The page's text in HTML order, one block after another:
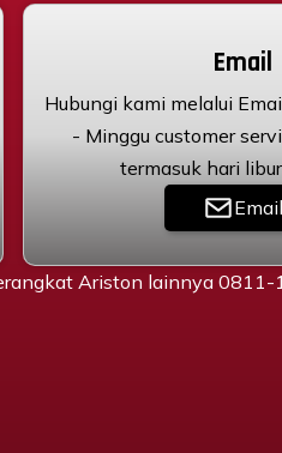
Email
Hubungi kami melalui
- Minggu customer
termasuk hari
Email
Ariston lainnya